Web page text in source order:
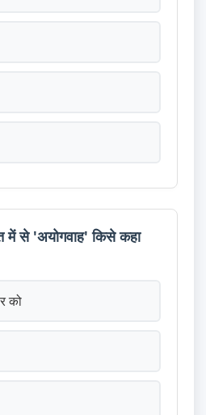
में से 'अयोगवाह' किसे कहा
को